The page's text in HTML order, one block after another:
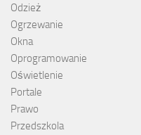
Odzież
Ogrzewanie
Okna
Oprogramowanie
Oświetlenie
Portale
Prawo
Przedszkola